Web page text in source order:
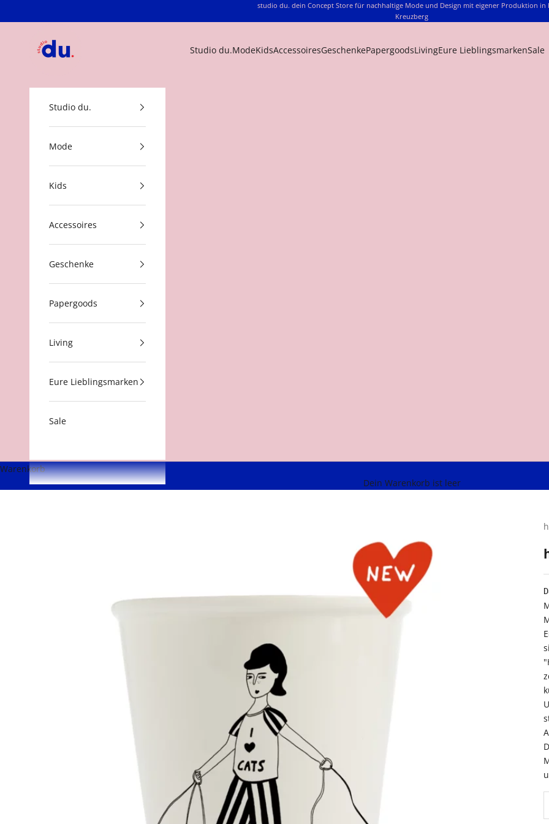
studio du. dein Concept Store für nachhaltige Mode und Design mit eigener Produktion in
Kreuzberg
Studio du.ModeKidsAccessoiresGeschenkePapergoodsLivingEure LieblingsmarkenSale
Studio du.
Mode
Kids
Accessoires
Geschenke
Papergoods
Living
Eure Lieblingsmarken
Sale
Warenkorb
Dein Warenkorb ist leer